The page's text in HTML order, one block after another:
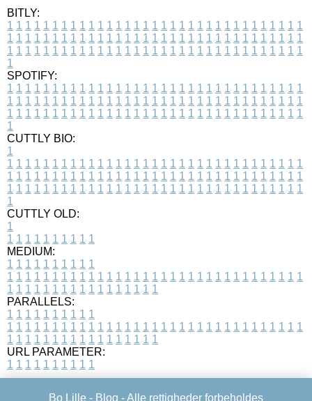
BITLY:
1 1 1 1 1 1 1 1 1 1 1 1 1 1 1 1 1 1 1 1 1 1 1 1 1 1 1 1 1 1 1 1 1
1 1 1 1 1 1 1 1 1 1 1 1 1 1 1 1 1 1 1 1 1 1 1 1 1 1 1 1 1 1 1 1 1
1 1 1 1 1 1 1 1 1 1 1 1 1 1 1 1 1 1 1 1 1 1 1 1 1 1 1 1 1 1 1 1 1
1
SPOTIFY:
1 1 1 1 1 1 1 1 1 1 1 1 1 1 1 1 1 1 1 1 1 1 1 1 1 1 1 1 1 1 1 1 1
1 1 1 1 1 1 1 1 1 1 1 1 1 1 1 1 1 1 1 1 1 1 1 1 1 1 1 1 1 1 1 1 1
1 1 1 1 1 1 1 1 1 1 1 1 1 1 1 1 1 1 1 1 1 1 1 1 1 1 1 1 1 1 1 1 1
1
CUTTLY BIO:
1
1 1 1 1 1 1 1 1 1 1 1 1 1 1 1 1 1 1 1 1 1 1 1 1 1 1 1 1 1 1 1 1 1
1 1 1 1 1 1 1 1 1 1 1 1 1 1 1 1 1 1 1 1 1 1 1 1 1 1 1 1 1 1 1 1 1
1 1 1 1 1 1 1 1 1 1 1 1 1 1 1 1 1 1 1 1 1 1 1 1 1 1 1 1 1 1 1 1 1
1
CUTTLY OLD:
1
1 1 1 1 1 1 1 1 1 1
MEDIUM:
1 1 1 1 1 1 1 1 1 1
1 1 1 1 1 1 1 1 1 1 1 1 1 1 1 1 1 1 1 1 1 1 1 1 1 1 1 1 1 1 1 1 1
1 1 1 1 1 1 1 1 1 1 1 1 1 1 1 1 1
PARALLELS:
1 1 1 1 1 1 1 1 1 1
1 1 1 1 1 1 1 1 1 1 1 1 1 1 1 1 1 1 1 1 1 1 1 1 1 1 1 1 1 1 1 1 1
1 1 1 1 1 1 1 1 1 1 1 1 1 1 1 1 1
URL PARAMETER:
1 1 1 1 1 1 1 1 1 1
Bo Lille - Blog - Alle rettigheder forbeholdes